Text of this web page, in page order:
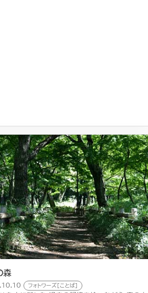
森
フォトワーズ[ことば]